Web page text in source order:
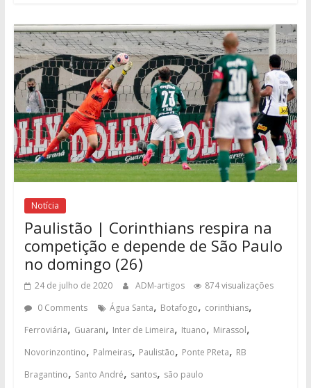
Notícia
Paulistão | Corinthians respira na
competição e depende de São Paulo
no domingo (26)
24 de julho de 2020 ADM-artigos
874 visualizações
0 Comments
Água Santa, Botafogo, corinthians,
Ferroviária, Guarani, Inter de Limeira, Ituano, Mirassol,
Novorinzontino, Palmeiras, Paulistão, Ponte PReta, RB
Bragantino, Santo André, santos, são paulo